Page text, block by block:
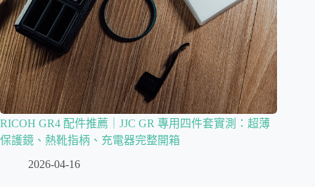
RICOH GR4 配件推薦｜JJC GR 專用四件套實測：超薄
保護鏡、熱靴指柄、充電器完整開箱
2026-04-16